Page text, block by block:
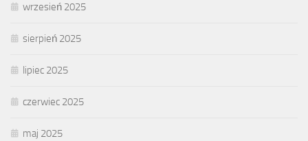
wrzesień 2025
sierpień 2025
lipiec 2025
czerwiec 2025
maj 2025